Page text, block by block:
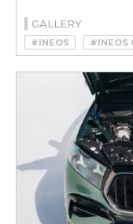
GALLERY
#INEOS #INEOS